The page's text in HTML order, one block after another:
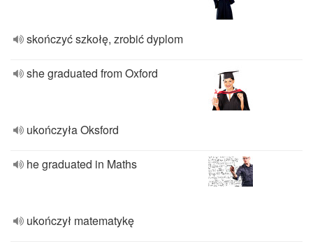
skończyć szkołę, zrobić dyplom
she graduated from Oxford
ukończyła Oksford
he graduated in Maths
ukończył matematykę